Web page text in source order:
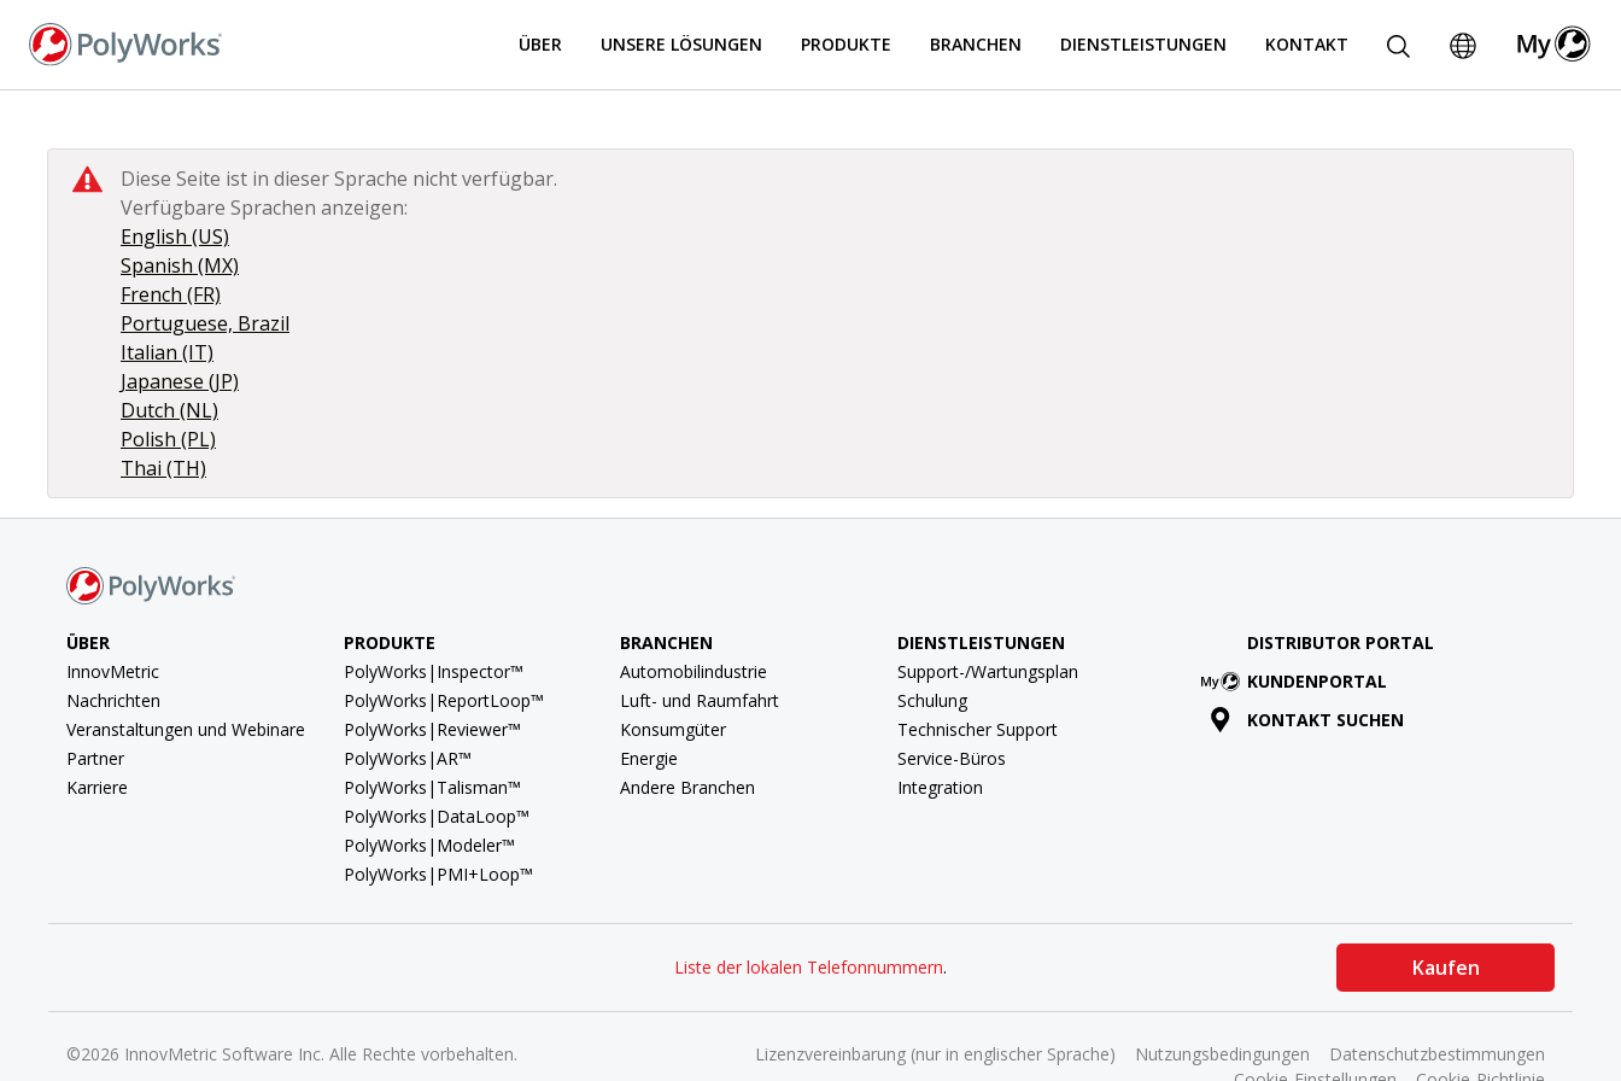
zum
Inhalt
ÜBER UNSERE LÖSUNGEN PRODUKTE BRANCHEN DIENSTLEISTUNGEN KONTAKT
Diese Seite ist in dieser Sprache nicht verfügbar.
Verfügbare Sprachen anzeigen:
English (US)
Spanish (MX)
French (FR)
Portuguese, Brazil
Italian (IT)
Japanese (JP)
Dutch (NL)
Polish (PL)
Thai (TH)
ÜBER
InnovMetric
Nachrichten
Veranstaltungen und Webinare
Partner
Karriere
PRODUKTE
PolyWorks|Inspector™
PolyWorks|ReportLoop™
PolyWorks|Reviewer™
PolyWorks|AR™
PolyWorks|Talisman™
PolyWorks|DataLoop™
PolyWorks|Modeler™
PolyWorks|PMI+Loop™
BRANCHEN
Automobilindustrie
Luft- und Raumfahrt
Konsumgüter
Energie
Andere Branchen
DIENSTLEISTUNGEN
Support-/Wartungsplan
Schulung
Technischer Support
Service-Büros
Integration
DISTRIBUTOR PORTAL
KUNDENPORTAL
KONTAKT SUCHEN
Liste der lokalen Telefonnummern. Kaufen
©2026 InnovMetric Software Inc. Alle Rechte vorbehalten. Lizenzvereinbarung (nur in englischer Sprache) Nutzungsbedingungen
Datenschutzbestimmungen